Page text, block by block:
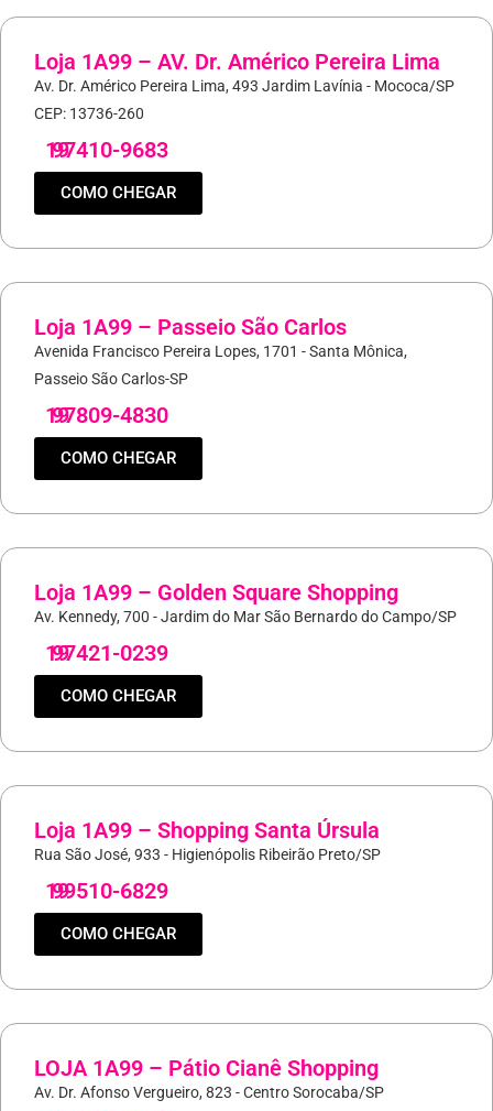
Loja 1A99 – AV. Dr. Américo Pereira Lima
Av. Dr. Américo Pereira Lima, 493 Jardim Lavínia - Mococa/SP
CEP: 13736-260
19
97410-9683
COMO CHEGAR
Loja 1A99 – Passeio São Carlos
Avenida Francisco Pereira Lopes, 1701 - Santa Mônica,
Passeio São Carlos-SP
19
97809-4830
COMO CHEGAR
Loja 1A99 – Golden Square Shopping
Av. Kennedy, 700 - Jardim do Mar São Bernardo do Campo/SP
19
97421-0239
COMO CHEGAR
Loja 1A99 – Shopping Santa Úrsula
Rua São José, 933 - Higienópolis Ribeirão Preto/SP
19
99510-6829
COMO CHEGAR
LOJA 1A99 – Pátio Cianê Shopping
Av. Dr. Afonso Vergueiro, 823 - Centro Sorocaba/SP